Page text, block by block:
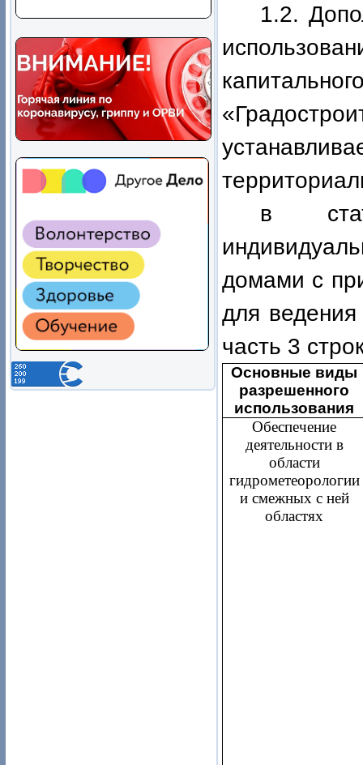
1.2.
в
домами с
для
часть 3
Основные виды
разрешенного
использования
Обеспечение
деятельности в
области
гидрометеорологии
и смежных с ней
областях